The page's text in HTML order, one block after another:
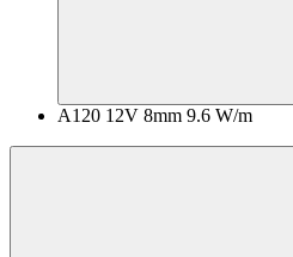
A120 12V 8mm 9.6 W/m